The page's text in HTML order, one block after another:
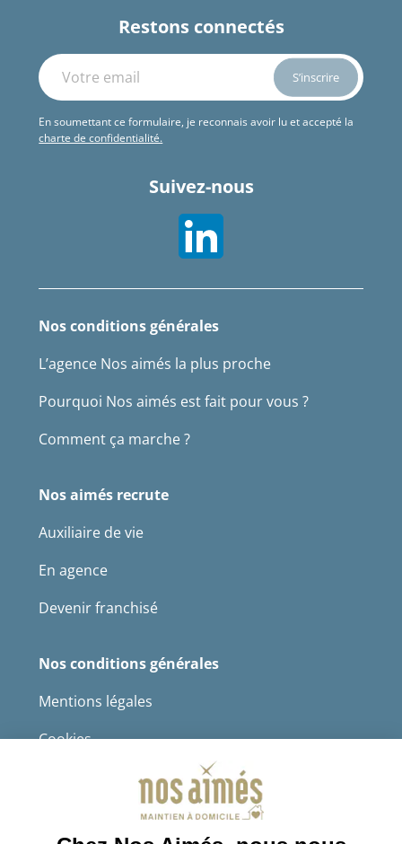
Restons connectés
En soumettant ce formulaire, je reconnais avoir lu et accepté la
charte de confidentialité.
Suivez-nous
Nos conditions générales
L’agence Nos aimés la plus proche
Pourquoi Nos aimés est fait pour vous ?
Comment ça marche ?
Nos aimés recrute
Auxiliaire de vie
En agence
Devenir franchisé
Nos conditions générales
Mentions légales
Cookies
Protection des données à caractère personnel